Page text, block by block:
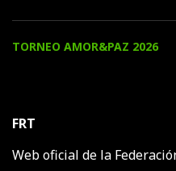
TORNEO AMOR&PAZ 2026
FRT
Web oficial de la